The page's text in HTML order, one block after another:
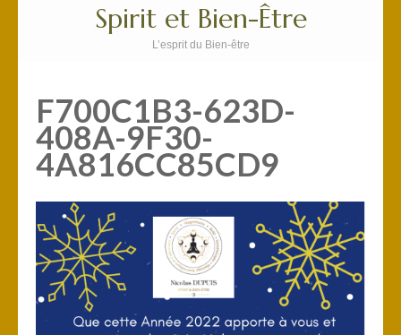
Spirit et Bien-Être
L’esprit du Bien-être
F700C1B3-623D-
408A-9F30-
4A816CC85CD9